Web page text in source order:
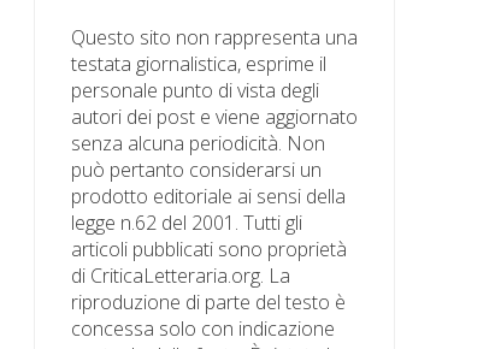
Questo sito non rappresenta una
testata giornalistica, esprime il
personale punto di vista degli
autori dei post e viene aggiornato
senza alcuna periodicità. Non
può pertanto considerarsi un
prodotto editoriale ai sensi della
legge n.62 del 2001. Tutti gli
articoli pubblicati sono proprietà
di CriticaLetteraria.org. La
riproduzione di parte del testo è
concessa solo con indicazione